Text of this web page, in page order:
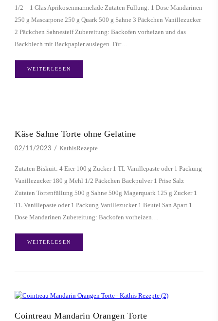
1/2 – 1 Glas Aprikosenmarmelade Zutaten Füllung: 1 Dose Mandarinen
250 g Mascarpone 250 g Quark 500 g Sahne 3 Päckchen Vanillezucker
2 Päckchen Sahnesteif Zubereitung: Backofen vorheizen und das
Backblech mit Backpapier auslegen. Für…
WEITERLESEN
Käse Sahne Torte ohne Gelatine
02/11/2023 KathisRezepte
Zutaten Biskuit: 4 Eier 100 g Zucker 1 TL Vanillepaste oder 1 Packung
Vanillezucker 180 g Mehl 1/2 Päckchen Backpulver 1 Prise Salz
Zutaten Tortenfüllung 500 g Sahne 500g Magerquark 125 g Zucker 1
TL Vanillepaste oder 1 Packung Vanillezucker 1 Beutel San Apart 1
Dose Mandarinen Zubereitung: Backofen vorheizen…
WEITERLESEN
Cointreau Mandarin Orangen Torte